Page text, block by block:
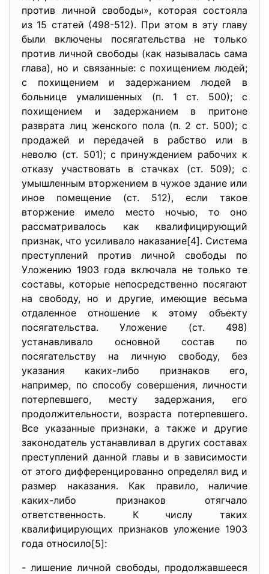
против личной свободы», которая состояла
из 15 статей (498-512). При этом в эту главу
были включены посягательства не только
против личной свободы (как называлась сама
глава), но и связанные: с похищением людей;
с похищением и задержанием людей в
больнице умалишенных (п. 1 ст. 500); с
похищением и задержанием в притоне
разврата лиц женского пола (п. 2 ст. 500); с
продажей и передачей в рабство или в
неволю (ст. 501); с принуждением рабочих к
отказу участвовать в стачках (ст. 509); с
умышленным вторжением в чужое здание или
иное помещение (ст. 512), если такое
вторжение имело место ночью, то оно
рассматривалось как квалифицирующий
признак, что усиливало наказание[4]. Система
преступлений против личной свободы по
Уложению 1903 года включала не только те
составы, которые непосредственно посягают
на свободу, но и другие, имеющие весьма
отдаленное отношение к этому объекту
посягательства. Уложение (ст. 498)
устанавливало основной состав по
посягательству на личную свободу, без
указания каких-либо признаков его,
например, по способу совершения, личности
потерпевшего, месту задержания, его
продолжительности, возраста потерпевшего.
Все указанные признаки, а также и другие
законодатель устанавливал в других составах
преступлений данной главы и в зависимости
от этого дифференцированно определял вид и
размер наказания. Как правило, наличие
каких-либо признаков отягчало
ответственность. К числу таких
квалифицирующих признаков уложение 1903
года относило[5]:
- лишение личной свободы, продолжавшееся